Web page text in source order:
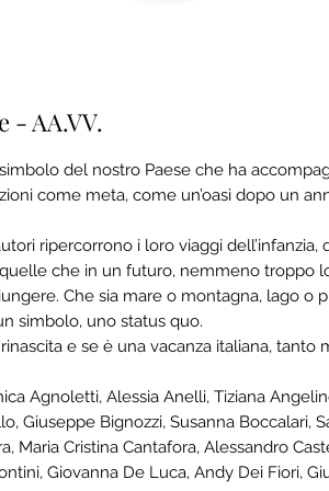
- AA.VV.
del nostro Paese che ha
come meta, come un’oasi dopo un
ripercorrono i loro viaggi dell’infanzia,
che in un futuro, nemmeno troppo
Che sia mare o montagna, lago o
simbolo, uno status quo.
e se è una vacanza italiana, tanto
Agnoletti, Alessia Anelli, Tiziana
Giuseppe Bignozzi, Susanna Boccalari,
Maria Cristina Cantafora, Alessandro
Giovanna De Luca, Andy Dei Fiori,